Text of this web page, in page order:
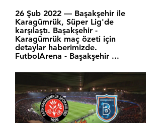
26 Şub 2022 — Başakşehir ile
Karagümrük, Süper Lig'de
karşılaştı. Başakşehir -
Karagümrük maç özeti için
detaylar haberimizde.
FutbolArena - Başakşehir ...